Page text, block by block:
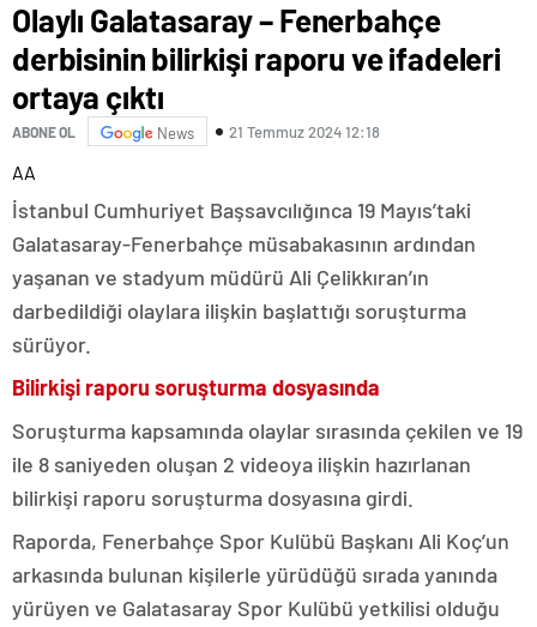
Olaylı Galatasaray – Fenerbahçe
derbisinin bilirkişi raporu ve ifadeleri
ortaya çıktı
ABONE OL News 21 Temmuz 2024 12:18
AA
İstanbul Cumhuriyet Başsavcılığınca 19 Mayıs’taki
Galatasaray-Fenerbahçe müsabakasının ardından
yaşanan ve stadyum müdürü Ali Çelikkıran’ın
darbedildiği olaylara ilişkin başlattığı soruşturma
sürüyor.
Bilirkişi raporu soruşturma dosyasında
Soruşturma kapsamında olaylar sırasında çekilen ve 19
ile 8 saniyeden oluşan 2 videoya ilişkin hazırlanan
bilirkişi raporu soruşturma dosyasına girdi.
Raporda, Fenerbahçe Spor Kulübü Başkanı Ali Koç’un
arkasında bulunan kişilerle yürüdüğü sırada yanında
yürüyen ve Galatasaray Spor Kulübü yetkilisi olduğu